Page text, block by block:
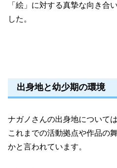
「絵」に対する真摯な向き合
した。
出身地と幼少期の環境
ナガノさんの出身地について
これまでの活動拠点や作品の
かと言われています。